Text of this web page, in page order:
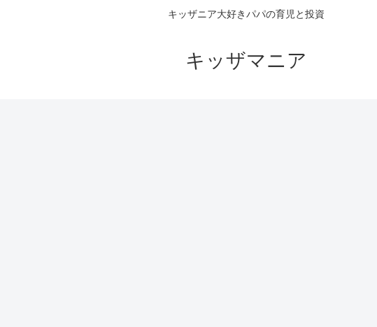
キッザニア大好きパパの育児と投資
キッザマニア